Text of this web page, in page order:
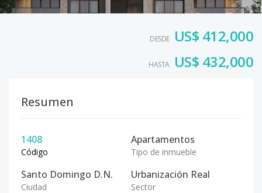
DESDE US$ 412,000
HASTA US$ 432,000
Resumen
1408
Código
Apartamentos
Tipo de inmueble
Santo Domingo D.N.
Ciudad
Urbanización Real
Sector